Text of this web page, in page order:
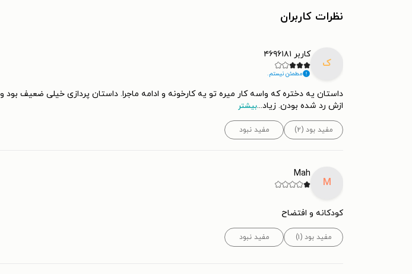
نظرات کاربران
ک
کاربر ۴۶۹۶۱۸۱
مطمئن نیستم.
داستان یه دختره که واسه کار میره تو یه کارخونه و ادامه ماجرا. داستان پردازی خیلی ضعیف
ازش رد شده بودن. زیاد...بیشتر
مفید بود (۲) مفید نبود
M
Mah
کودکانه و افتضاح
مفید بود (۱) مفید نبود